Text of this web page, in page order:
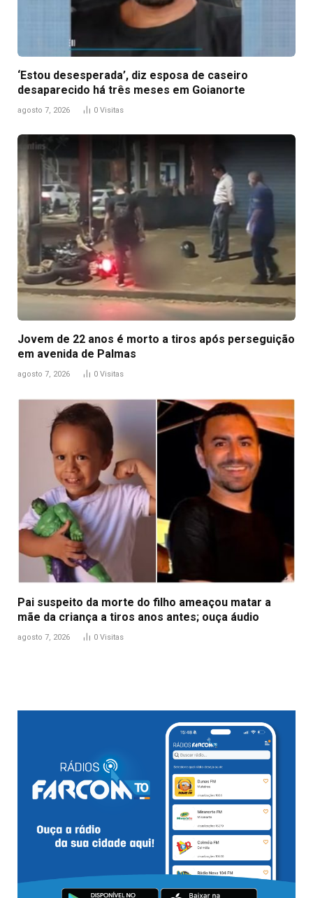
‘Estou desesperada’, diz esposa de caseiro
desaparecido há três meses em Goianorte
agosto 7, 2026 0 Visitas
Jovem de 22 anos é morto a tiros após perseguição
em avenida de Palmas
agosto 7, 2026 0 Visitas
Pai suspeito da morte do filho ameaçou matar a
mãe da criança a tiros anos antes; ouça áudio
agosto 7, 2026 0 Visitas